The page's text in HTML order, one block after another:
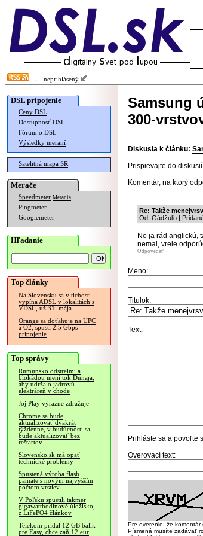
neprihlásený
DSL pripojenie
Ceny DSL
Dostupnosť DSL
Fórum o DSL
Výsledky meraní
Satelitná mapa SR
Merače
Speedmeter Merania
Pingmeter
Googlemeter
Hľadanie
Top články
Na Slovensku sa v tichosti
vypína ADSL v lokalitách s
VDSL, už 31. mája
Orange sa doťahuje na UPC
a O2, spustí 2.5 Gbps
pripojenie
Top správy
Rumunsko odstrelmi a
blokádou mení tok Dunaja,
aby udržalo jadrovú
elektráreň v chode
Joj Play výrazne zdražuje
Chrome sa bude
aktualizovať dvakrát
týždenne, v budúcnosti sa
bude aktualizovať bez
reštartov
Slovensko.sk má opäť
technické problémy
Spustená výroba flash
pamäte s novým najvyšším
počtom vrstiev
V Poľsku spustili takmer
gigawatthodinové úložisko,
z LiFePO4 článkov
Telekom pridal 12 GB balík
pre Easy, chce zaň 12 eur
Samsung
300-
Diskusia k článku:
Prispievajte do
Komentár, na ktorý
Re: Takže
Od: Gádžuľo |
No ja rád anglickú,
nemal, vrele
Odpovedať
Meno:
Titulok:
Text:
Prihláste sa a povoľte
Overovací text:
Pre overenie, že komentár
Písmená musíte zadávať